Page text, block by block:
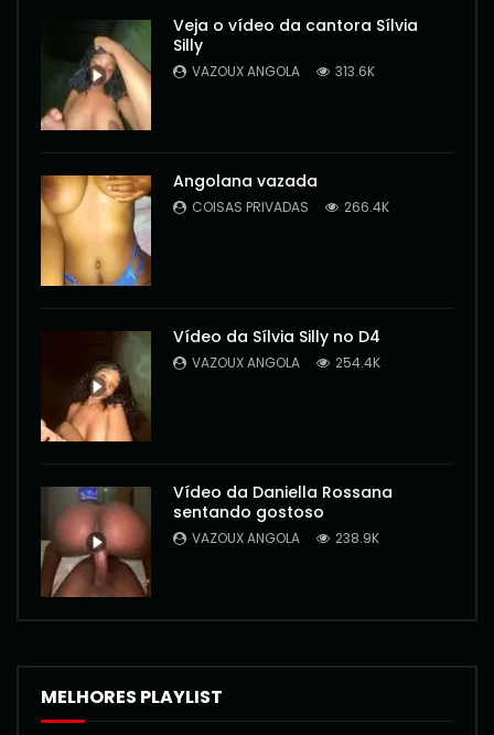
Veja o vídeo da cantora Sílvia
Silly
VAZOUX ANGOLA 313.6K
Angolana vazada
COISAS PRIVADAS 266.4K
Vídeo da Sílvia Silly no D4
VAZOUX ANGOLA 254.4K
Vídeo da Daniella Rossana
sentando gostoso
VAZOUX ANGOLA 238.9K
MELHORES PLAYLIST